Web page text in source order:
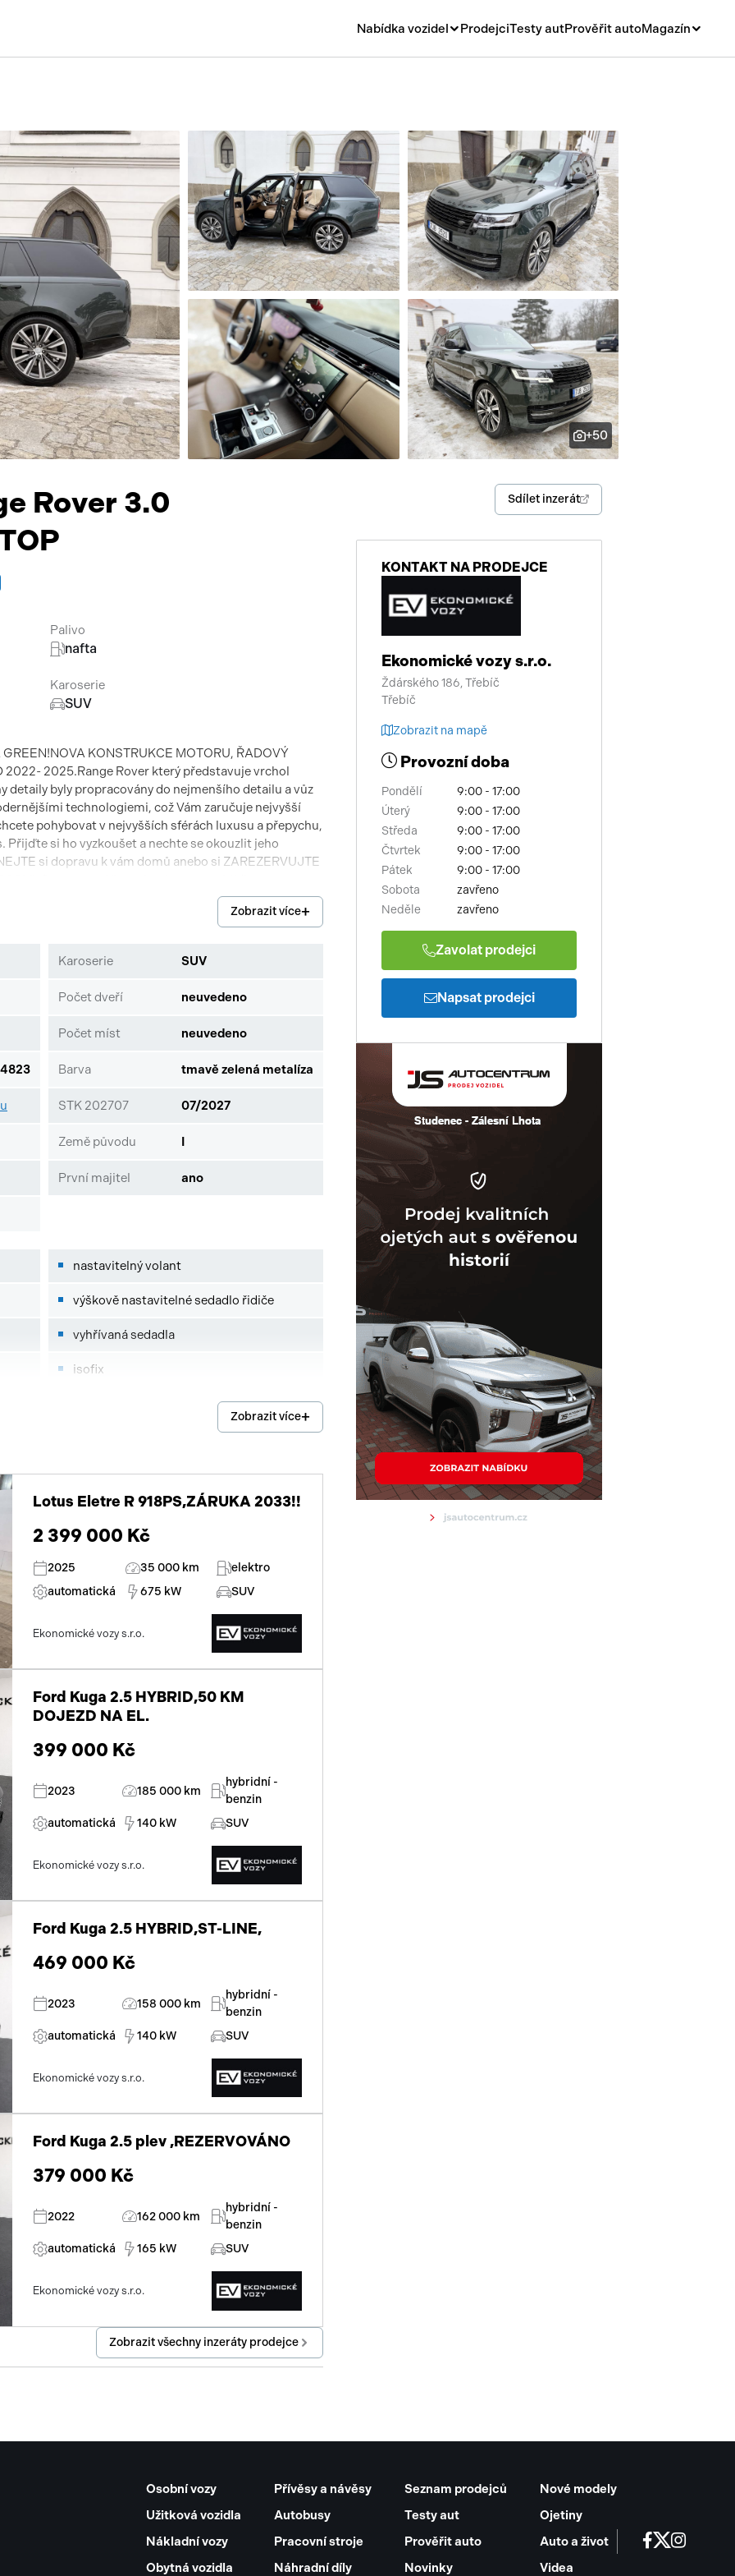
Nabídka vozidel
Nákladní
Obytná
Motorky
Přívěsy a návěsy
Autobusy
Pracovní stroje
Náhradní díly
Příslušenství
ProdejciTesty autPrověřit autoMagazín
Nové modely
Ojetiny
Auto a život
Videa
+50
Rover 3.0
Palivo
nafta
Karoserie
SUV
KONSTRUKCE MOTORU, ŘADOVÝ
2022- 2025.Range Rover který představuje vrchol
detaily byly propracovány do nejmenšího detailu a vůz
technologiemi, což Vám zaručuje nejvyšší
pohybovat v nejvyšších sférách luxusu a přepychu,
Přijďte si ho vyzkoušet a nechte se okouzlit jeho
si dopravu k vám domů anebo si ZAREZERVUJTE
nabízíme výhodné financování od 0% akontace!
nákupu vozu protiúčtem! Ke spoustě vozů
Zobrazit více
Karoserie SUV
Počet dveří neuvedeno
Počet míst neuvedeno
Barva tmavě zelená metalíza
STK 202707 07/2027
Země původu I
První majitel ano
nastavitelný volant
výškově nastavitelné sedadlo řidiče
vyhřívaná sedadla
isofix
mlhovky
alu kola
el. zrcátka
el. sklopná zrcátka
el. víko zavazadlového prostoru
přední světla LED
centrál dálkový
adaptivní tempomat
stabilizace podvozku (ESP)
protiprokluzový systém kol (ASR)
dotykové ovládání palubního počítače
parkovací senzory přední
hlídání mrtvého úhlu
hlídání provozu při couvání (RCTA)
8 rychlostních stupňů
hlasové ovládání palubního počítače
Zobrazit více
Lotus Eletre R 918PS,ZÁRUKA 2033!!
2 399 000 Kč
2025 35 000 km
elektro
automatická
675 kW SUV
Ekonomické vozy s.r.o.
Ford Kuga 2.5 HYBRID,50 KM
DOJEZD NA EL.
399 000 Kč
2023 185 000 km
hybridní -
benzin
automatická
140 kW SUV
Ekonomické vozy s.r.o.
Ford Kuga 2.5 HYBRID,ST-LINE,
469 000 Kč
2023 158 000 km
hybridní -
benzin
automatická
140 kW SUV
Ekonomické vozy s.r.o.
Ford Kuga 2.5 plev ,REZERVOVÁNO
379 000 Kč
2022 162 000 km
hybridní -
benzin
automatická
165 kW SUV
Ekonomické vozy s.r.o.
Zobrazit všechny inzeráty prodejce
Sdílet inzerát
KONTAKT NA PRODEJCE
Ekonomické vozy s.r.o.
Ždárského 186, Třebíč
Třebíč
Zobrazit na mapě
Provozní doba
Pondělí
9:00 - 17:00
Úterý
9:00 - 17:00
Středa
9:00 - 17:00
Čtvrtek
9:00 - 17:00
Pátek
9:00 - 17:00
Sobota
zavřeno
Neděle
zavřeno
Zavolat prodejci
Napsat prodejci
Osobní vozy
Užitková vozidla
Nákladní vozy
Obytná vozidla
Přívěsy a návěsy
Autobusy
Pracovní stroje
Náhradní díly
Seznam prodejců
Testy aut
Prověřit auto
Novinky
Nové modely
Ojetiny
Auto a život
Videa